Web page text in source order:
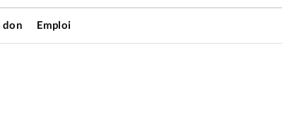
don Emploi